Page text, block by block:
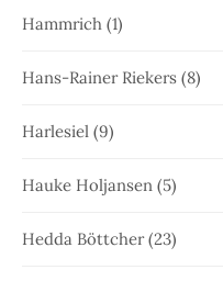
Hammrich (1)
Hans-Rainer Riekers (8)
Harlesiel (9)
Hauke Holjansen (5)
Hedda Böttcher(23)